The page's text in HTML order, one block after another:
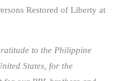
Restored of Liberty at
to the Philippine
States, for the